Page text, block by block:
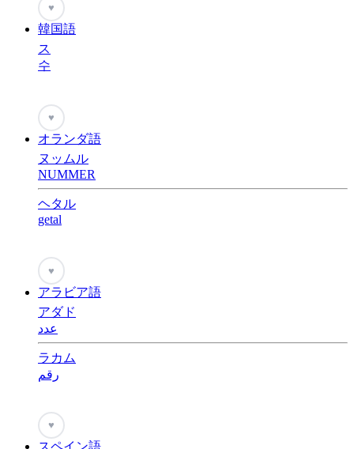
♥
韓国語
ス
수
♥
オランダ語
ヌッムル
NUMMER
ヘタル
getal
♥
アラビア語
アダド
عدد
ラカム
رقم
♥
スペイン語